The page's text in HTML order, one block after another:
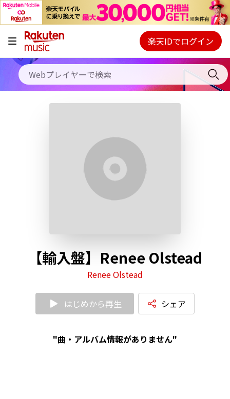
キャンペーン
料金プラン
使い方
Webプレイヤー
ご契約内容の確認・変更
楽天IDでログイン
【輸入盤】Renee Olstead
Renee Olstead
はじめから再生 シェア
"曲・アルバム情報がありません"